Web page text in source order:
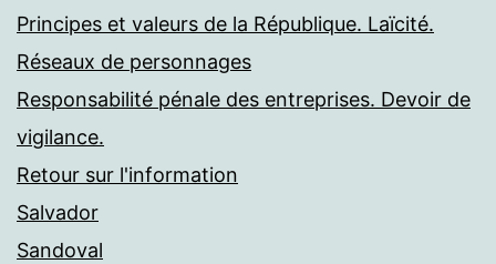
Principes et valeurs de la République. Laïcité.
Réseaux de personnages
Responsabilité pénale des entreprises. Devoir de
vigilance.
Retour sur l'information
Salvador
Sandoval